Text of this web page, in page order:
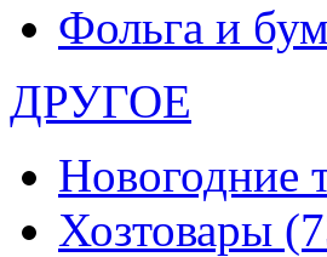
Фольга и
ДРУГОЕ
Новогодние
Хозтовары